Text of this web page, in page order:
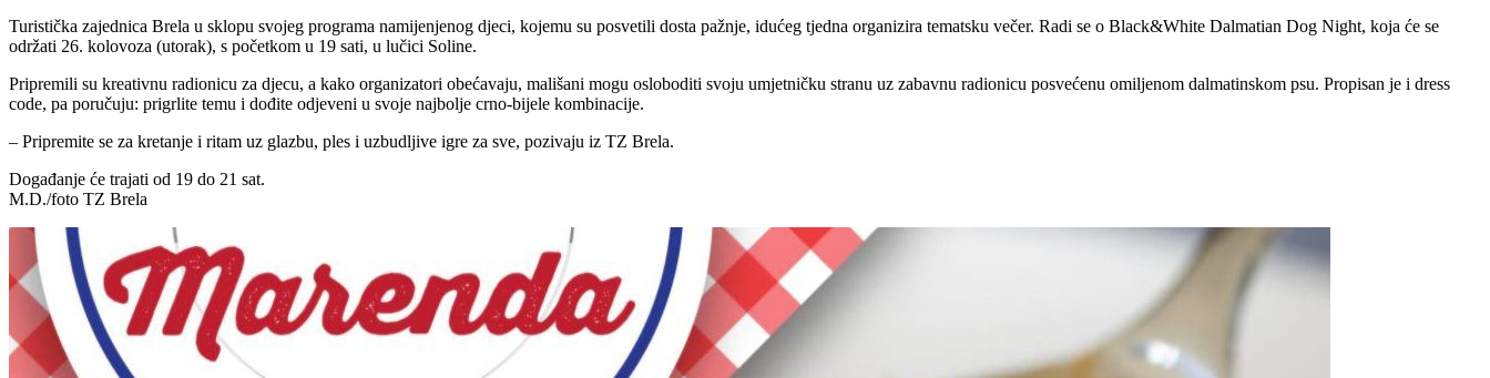
Turistička zajednica Brela u sklopu svojeg programa namijenjenog djeci, kojemu su posvetili dosta pažnje, idućeg tjedna organizira tematsku večer. Radi se o Black&White Dalmatian Dog Night, koja će se
održati 26. kolovoza (utorak), s početkom u 19 sati, u lučici Soline.
Pripremili su kreativnu radionicu za djecu, a kako organizatori obećavaju, mališani mogu osloboditi svoju umjetničku stranu uz zabavnu radionicu posvećenu omiljenom dalmatinskom psu. Propisan je i dress
code, pa poručuju: prigrlite temu i dođite odjeveni u svoje najbolje crno-bijele kombinacije.
– Pripremite se za kretanje i ritam uz glazbu, ples i uzbudljive igre za sve, pozivaju iz TZ Brela.
Događanje će trajati od 19 do 21 sat.
M.D./foto TZ Brela